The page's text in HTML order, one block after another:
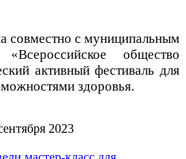
совместно с муниципальным
общество
активный фестиваль для
здоровья.
2023